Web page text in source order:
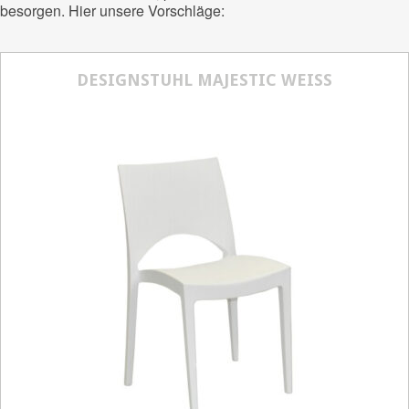
besorgen. Hier unsere Vorschläge:
DESIGNSTUHL MAJESTIC WEISS